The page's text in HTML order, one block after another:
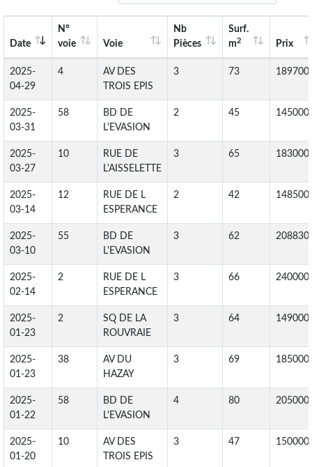
Date
N°
voie
Voie
Nb
Pièces
Surf.
m2 Prix
2025-
04-29
4
AV DES
TROIS EPIS
3 73
2025-
03-31
58
BD DE
L'EVASION
2 45
2025-
03-27
10
RUE DE
L'AISSELETTE
3 65
2025-
03-14
12
RUE DE L
ESPERANCE
2 42
2025-
03-10
55
BD DE
L'EVASION
3 62
2025-
02-14
2
RUE DE L
ESPERANCE
3 66
2025-
01-23
2
SQ DE LA
ROUVRAIE
3 64
2025-
01-23
38
AV DU
HAZAY
3 69
2025-
01-22
58
BD DE
L'EVASION
4 80
2025-
01-20
10
AV DES
TROIS EPIS
3 47